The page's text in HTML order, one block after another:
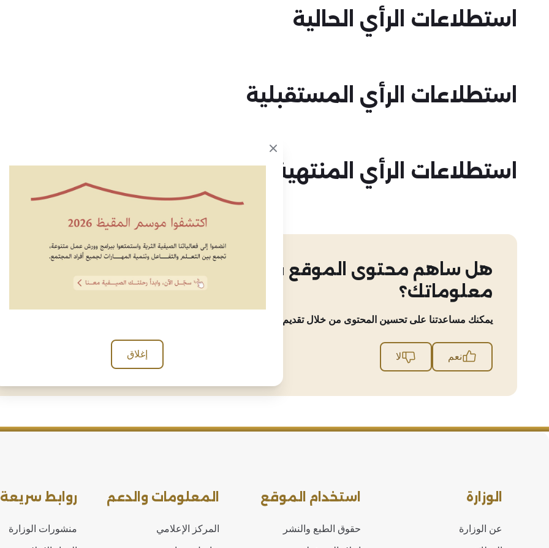
استطلاعات الرأي الحالية
استطلاعات الرأي المستقبلية
استطلاعات الرأي المنتهية
هل ساهم محتوى الموقع في إثراء
معلوماتك؟
يمكنك مساعدتنا على تحسين المحتوى من خلال تقديم ملاحظاتك حول تجربتك معنا.
نعم لا
الإلكترونية
Close modal
إغلاق
الوزارة
عن الوزارة
استخدام الموقع
حقوق الطبع والنشر
المعلومات والدعم
المركز الإعلامي
روابط سريعة
منشورات الوزارة